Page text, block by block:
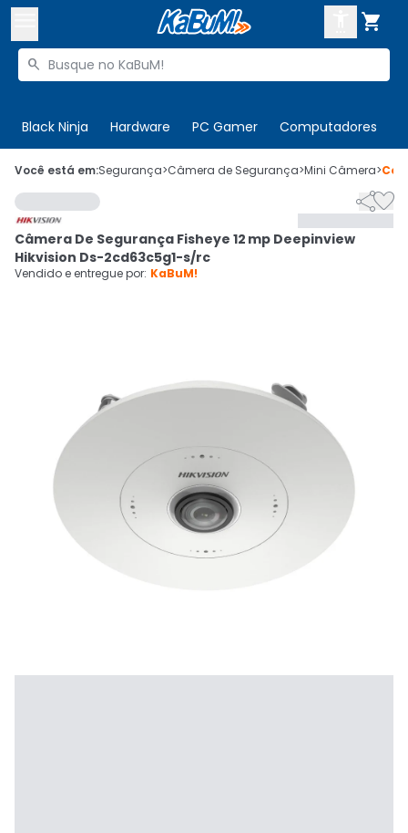

Buscar produtos

Black Ninja Hardware PC Gamer Computadores
 Olá. Acesse sua conta
 Departamentos
 Cupons
CADASTRE-SE
Você está em:Segurança>Câmera de Segurança>Mini Câmera>

Câmera De Segurança Fisheye 12 mp Deepinview
Hikvision Ds-2cd63c5g1-s/rc
Vendido e entregue por: KaBuM!